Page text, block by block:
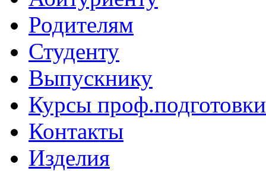
Родителям
Студенту
Выпускнику
Курсы проф.подготовки
Контакты
Изделия